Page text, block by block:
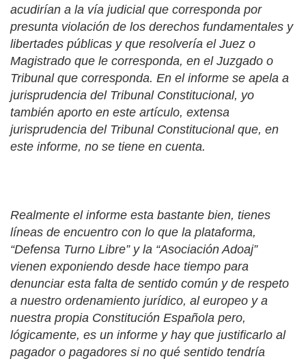
acudirían a la vía judicial que corresponda por
presunta violación de los derechos fundamentales y
libertades públicas y que resolvería el Juez o
Magistrado que le corresponda, en el Juzgado o
Tribunal que corresponda. En el informe se apela a
jurisprudencia del Tribunal Constitucional, yo
también aporto en este artículo, extensa
jurisprudencia del Tribunal Constitucional que, en
este informe, no se tiene en cuenta.
Realmente el informe esta bastante bien, tienes
líneas de encuentro con lo que la plataforma,
“Defensa Turno Libre” y la “Asociación Adoaj”
vienen exponiendo desde hace tiempo para
denunciar esta falta de sentido común y de respeto
a nuestro ordenamiento jurídico, al europeo y a
nuestra propia Constitución Española pero,
lógicamente, es un informe y hay que justificarlo al
pagador o pagadores si no qué sentido tendría